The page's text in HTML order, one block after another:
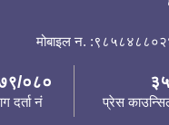
मोबाइल न.
०८०
दर्ता नं प्रेस